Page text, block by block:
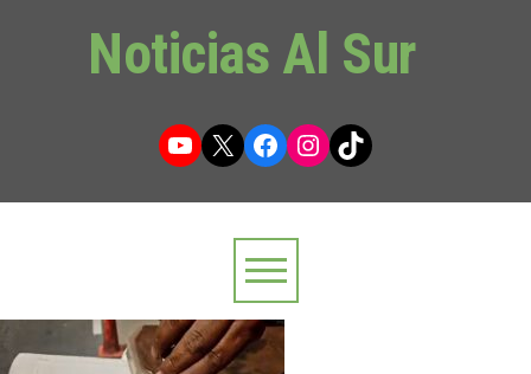
Noticias Al Sur
YouTube
X Facebook
Instagram
TikTok